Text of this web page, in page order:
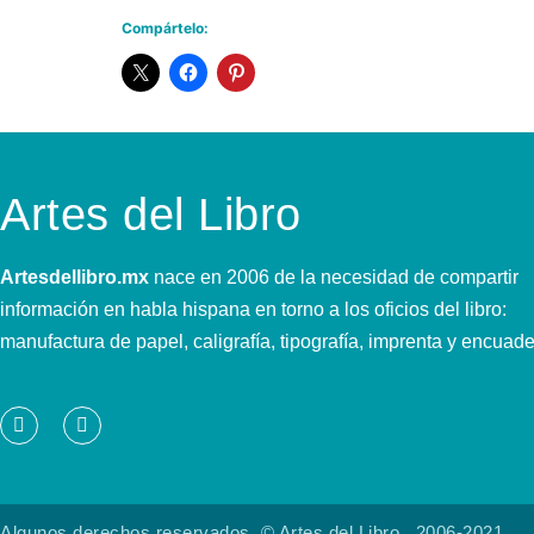
Compártelo:
Artes del Libro
Artesdellibro.mx nace en 2006 de la necesidad de compartir
información en habla hispana en torno a los oficios del libro:
manufactura de papel, caligrafía, tipografía, imprenta y